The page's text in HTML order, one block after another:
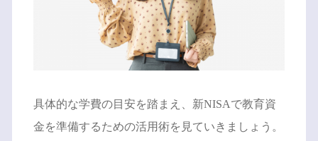
具体的な学費の目安を踏まえ、新NISAで教育資
金を準備するための活用術を見ていきましょう。